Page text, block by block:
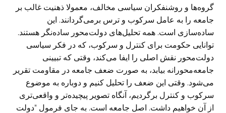
گروه‌ها و روشنفکران سیاسی مخالف، معمولا ذهنیت غالب بر
جامعه را به عامل سرکوب و ترس برمی‌گردانند. این
ساده‌سازی است. همه تحلیل‌های دولت‌محور ساده‌نگر هستند.
توانایی حکومت برای کنترل و سرکوب، که در فکر سیاسی
دولت‌محور نقش اصلی را ایفا می‌کند، وقتی که تبیینی
جامعه‌محورانه بیابد، به صورت ضعف جامعه در مقاومت تقریر
می‌شود. وقتی این ضعف را تحلیل کنیم و دوباره به موضوع
سرکوب و کنترل برگردیم، آنگاه تصویر پیچیده‌‌تر و واقعی‌تری
از آن خواهیم داشت. اصل جامعه است. به جای فرمول “دولت